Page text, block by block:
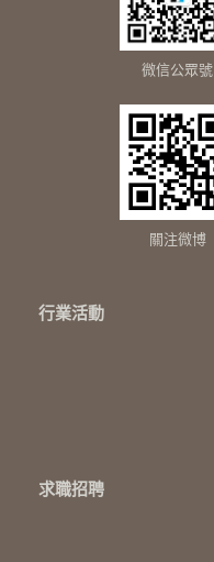
微信公眾號
關注微博
行業活動
求職招聘